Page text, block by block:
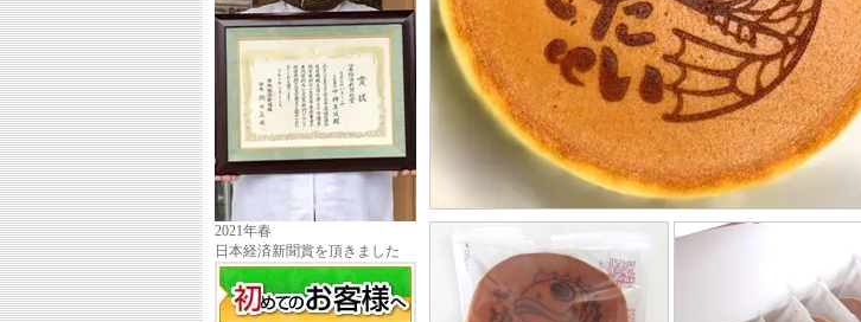
Ⓡ」
へ
い
っ
い
ま
せ
2021年春
日本経済新聞賞を頂きました
初
め
て